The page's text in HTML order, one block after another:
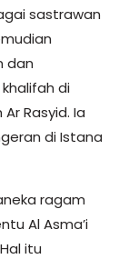
sastrawan
dan
di
Rasyid. Ia
di Istana
ragam
Al Asma’i
itu